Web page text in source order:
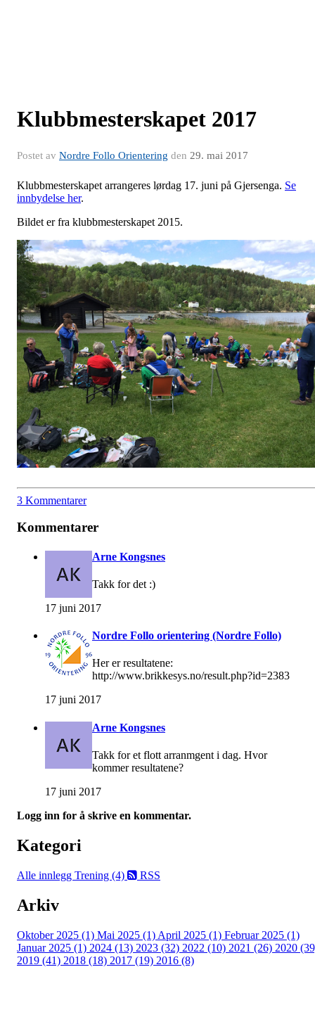
Klubbmesterskapet 2017
Postet av Nordre Follo Orientering den 29. mai 2017
Klubbmesterskapet arrangeres lørdag 17. juni på Gjersenga. Se
innbydelse her.
Bildet er fra klubbmesterskapet 2015.
3 Kommentarer
Kommentarer
Arne Kongsnes
Takk for det :)
17 juni 2017
Nordre Follo orientering (Nordre Follo)
Her er resultatene:
http://www.brikkesys.no/result.php?id=2383
17 juni 2017
Arne Kongsnes
Takk for et flott arranmgent i dag. Hvor
kommer resultatene?
17 juni 2017
Logg inn for å skrive en kommentar.
Kategori
Alle innlegg Trening (4) RSS
Arkiv
Oktober 2025 (1) Mai 2025 (1) April 2025 (1) Februar 2025 (1)
Januar 2025 (1) 2024 (13) 2023 (32) 2022 (10) 2021 (26) 2020
2019 (41) 2018 (18) 2017 (19) 2016 (8)